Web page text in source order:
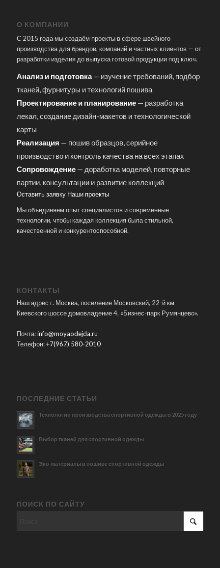
О КОМПАНИИ
С 2015 года мы создаём проекты в сфере швейного
производства для брендов, компаний и частных клиентов — от
разработки изделия до выпуска готовой продукции под ключ.
Анализ и подготовка— изучение требований, подбор
тканей, фурнитуры и технологий пошива
Проектирование и планирование— разработка
лекал, создание дизайн-макетов и технологической
карты
Реализация — пошив образцов, серийное
производство и контроль качества на всех этапах
Сопровождение— доработка моделей, повторные
партии, консультации и развитие коллекций
Оставить заявку Наши проекты
Мы объединяем опыт специалистов и современные
технологии, чтобы каждая коллекция была стильной,
качественной и конкурентоспособной.
КОНТАКТЫ
Наш адрес г. Москва, поселение Московский, 22-й км
Киевского шоссе домовладение 4, «Бизнес-парк Румянцево».
Почта:info@moyaodejda.ru
Телефон:+7(967) 580-2010
ПОСЛЕДНИЕ СТАТЬИ
Технологии производства спортивной одежды в 2025 году
Выбор тканей для спортивной одежды
Эко-материалы в пошиве спортивной одежды
ПОИСК ПО САЙТУ